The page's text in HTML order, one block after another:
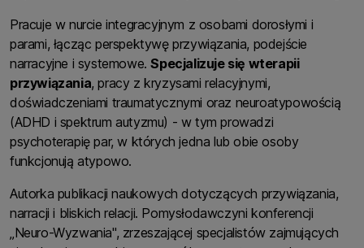
Pracuje w nurcie integracyjnym z osobami dorosłymi i
parami, łącząc perspektywę przywiązania, podejście
narracyjne i systemowe.Specjalizuje się wterapii
przywiązania, pracy z kryzysami relacyjnymi,
doświadczeniami traumatycznymi oraz neuroatypowością
(ADHD i spektrum autyzmu) - w tym prowadzi
psychoterapię par, w których jedna lub obie osoby
funkcjonują atypowo.
Autorka publikacji naukowych dotyczących przywiązania,
narracji i bliskich relacji. Pomysłodawczyni konferencji
„Neuro-Wyzwania", zrzeszającej specjalistów zajmujących